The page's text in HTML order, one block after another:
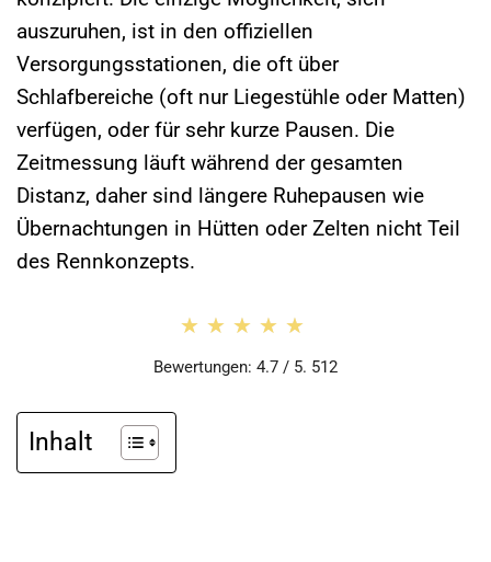
auszuruhen, ist in den offiziellen
Versorgungsstationen, die oft über
Schlafbereiche (oft nur Liegestühle oder Matten)
verfügen, oder für sehr kurze Pausen. Die
Zeitmessung läuft während der gesamten
Distanz, daher sind längere Ruhepausen wie
Übernachtungen in Hütten oder Zelten nicht Teil
des Rennkonzepts.
★★★★★
★★★★★
Bewertungen: 4.7 / 5. 512
Inhalt